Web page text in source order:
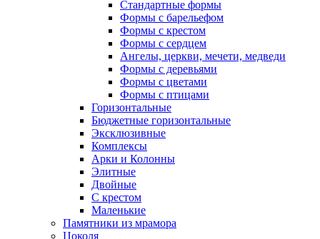
Стандартные формы
Формы с барельефом
Формы с крестом
Формы с сердцем
Ангелы, церкви, мечети, медведи
Формы с деревьями
Формы с цветами
Формы с птицами
Горизонтальные
Бюджетные горизонтальные
Эксклюзивные
Комплексы
Арки и Колонны
Элитные
Двойные
С крестом
Маленькие
Памятники из мрамора
Цоколя